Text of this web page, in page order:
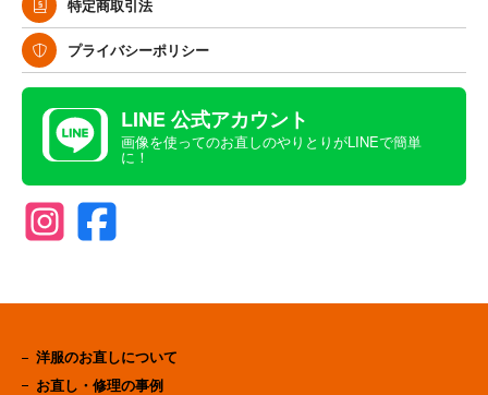
特定商取引法
プライバシーポリシー
LINE 公式アカウント
画像を使ってのお直しのやりとりがLINEで簡単
に！
洋服のお直しについて
お直し・修理の事例